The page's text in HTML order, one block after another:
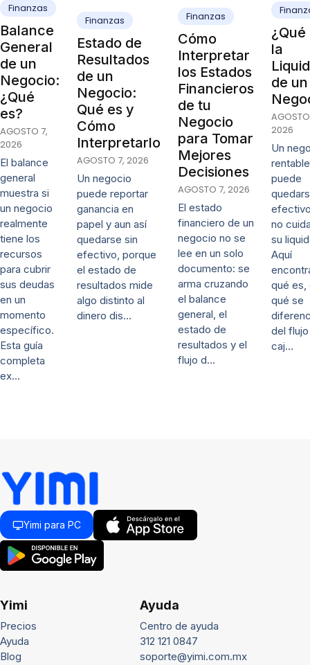
Finanzas
Balance
General
de un
Negocio:
¿Qué
es?
AGOSTO 7,
2026
El balance
general
muestra si
un negocio
realmente
tiene los
recursos
para cubrir
sus deudas
en un
momento
específico.
Esta guía
completa
ex…
Finanzas
Estado de
Resultados
de un
Negocio:
Qué es y
Cómo
Interpretarlo
AGOSTO 7, 2026
Un negocio
puede reportar
ganancia en
papel y aun así
quedarse sin
efectivo, porque
el estado de
resultados mide
algo distinto al
dinero dis…
Finanzas
Cómo
Interpretar
los Estados
Financieros
de tu
Negocio
para Tomar
Mejores
Decisiones
AGOSTO 7, 2026
El estado
financiero de un
negocio no se
lee en un solo
documento: se
arma cruzando
el balance
general, el
estado de
resultados y el
flujo d…
¿Qué
la
de un
2026
Un
rentable
puede
no
su
Aquí
qué es,
qué se
del
caj…
Yimi para PC
Yimi
Precios
Ayuda
Blog
Ayuda
Centro de ayuda
312 121 0847
soporte@yimi.com.mx